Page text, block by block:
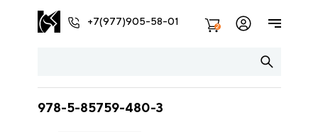
+7(977)905-58-01 2
978-5-85759-480-3